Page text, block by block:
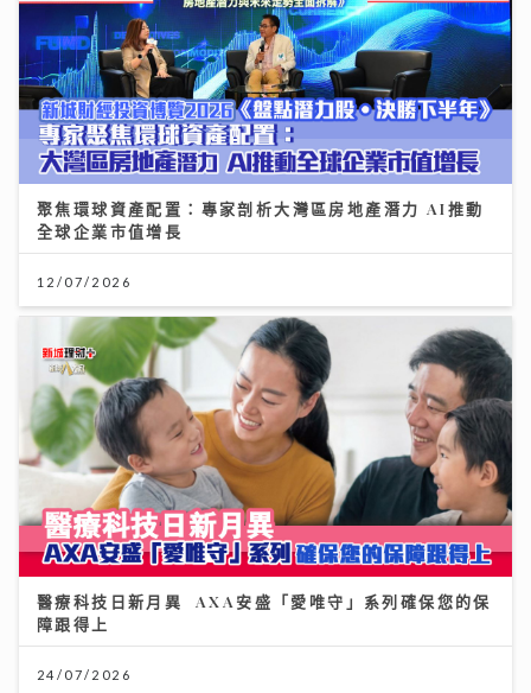
聚焦環球資產配置：專家剖析大灣區房地產潛力 AI推動
全球企業市值增長
12/07/2026
醫療科技日新月異 AXA安盛「愛唯守」系列確保您的保
障跟得上
24/07/2026